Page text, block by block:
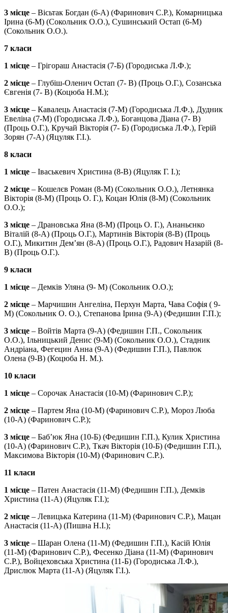
3 місце – Вісьтак Богдан (6-А) (Фаринович С.Р.), Комарницька
Ірина (6-М) (Сокольник О.О.), Сушинський Остап (6-М)
(Сокольник О.О.).
7 класи
1 місце – Грігораш Анастасія (7-Б) (Городиська Л.Ф.);
2 місце – Глубіш-Оленич Остап (7- В) (Проць О.Г.), Созанська
Євгенія (7- В) (Коцюба Н.М.);
3 місце – Кавалець Анастасія (7-М) (Городиська Л.Ф.), Дудник
Евеліна (7-М) (Городиська Л.Ф.), Боганцова Діана (7- В)
(Проць О.Г.), Кручай Вікторія (7- Б) (Городиська Л.Ф.), Герій
Зорян (7-А) (Яцуляк Г.І.).
8 класи
1 місце – Іваськевич Христина (8-В) (Яцуляк Г. І.);
2 місце – Кошелєв Роман (8-М) (Сокольник О.О.), Летнянка
Вікторія (8-М) (Проць О. Г.), Коцан Юлія (8-М) (Сокольник
О.О.);
3 місце – Драновська Яна (8-М) (Проць О. Г.), Ананьєнко
Віталій (8-А) (Проць О.Г.), Мартинів Вікторія (8-В) (Проць
О.Г.), Микитин Дем’ян (8-А) (Проць О.Г.), Радович Назарій (8-
В) (Проць О.Г.).
9 класи
1 місце – Демків Уляна (9- М) (Сокольник О.О.);
2 місце – Марчишин Ангеліна, Перхун Марта, Чава Софія ( 9-
М) (Сокольник О. О.), Степанова Ірина (9-А) (Федишин Г.П.);
3 місце – Войтів Марта (9-А) (Федишин Г.П., Сокольник
О.О.), Ільницький Денис (9-М) (Сокольник О.О.), Стадник
Андріана, Фегецин Анна (9-А) (Федишин Г.П.), Павлюк
Олена (9-В) (Коцюба Н. М.).
10 класи
1 місце – Сорочак Анастасія (10-М) (Фаринович С.Р.);
2 місце – Партем Яна (10-М) (Фаринович С.Р.), Мороз Люба
(10-А) (Фаринович С.Р.);
3 місце – Баб’юк Яна (10-Б) (Федишин Г.П.), Кулик Христина
(10-А) (Фаринович С.Р.), Ткач Вікторія (10-Б) (Федишин Г.П.),
Максимова Вікторія (10-М) (Фаринович С.Р.).
11 класи
1 місце – Патен Анастасія (11-М) (Федишин Г.П.), Демків
Христина (11-А) (Яцуляк Г.І.);
2 місце – Левицька Катерина (11-М) (Фаринович С.Р.), Мацан
Анастасія (11-А) (Пишна Н.І.);
3 місце – Шаран Олена (11-М) (Федишин Г.П.), Касій Юлія
(11-М) (Фаринович С.Р.), Фесенко Діана (11-М) (Фаринович
С.Р.), Войцеховська Христина (11-Б) (Городиська Л.Ф.),
Дрислюк Марта (11-А) (Яцуляк Г.І.).